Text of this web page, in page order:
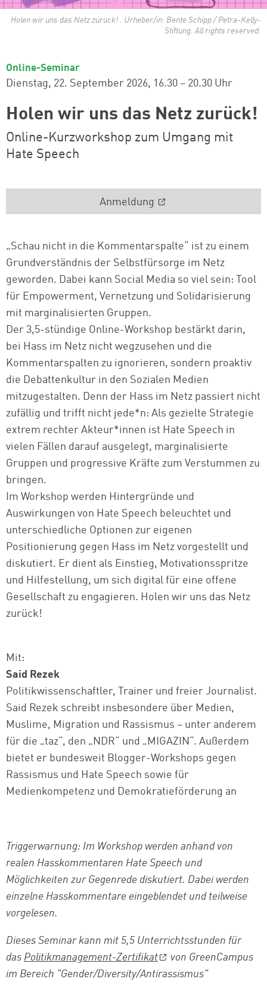
Holen wir uns das Netz zurück! . Urheber/in: Bente Schipp / Petra-Kelly-
Stiftung. All rights reserved.
Online-Seminar
Dienstag, 22. September 2026 16.30 – 20.30 Uhr
Holen wir uns das Netz zurück!
Online-Kurzworkshop zum Umgang mit
Hate Speech
Anmeldung
„Schau nicht in die Kommentarspalte“ ist zu einem
Grundverständnis der Selbstfürsorge im Netz
geworden. Dabei kann Social Media so viel sein: Tool
für Empowerment, Vernetzung und Solidarisierung
mit marginalisierten Gruppen.
Der 3,5-stündige Online-Workshop bestärkt darin,
bei Hass im Netz nicht wegzusehen und die
Kommentarspalten zu ignorieren, sondern proaktiv
die Debattenkultur in den Sozialen Medien
mitzugestalten. Denn der Hass im Netz passiert nicht
zufällig und trifft nicht jede*n: Als gezielte Strategie
extrem rechter Akteur*innen ist Hate Speech in
vielen Fällen darauf ausgelegt, marginalisierte
Gruppen und progressive Kräfte zum Verstummen zu
bringen.
Im Workshop werden Hintergründe und
Auswirkungen von Hate Speech beleuchtet und
unterschiedliche Optionen zur eigenen
Positionierung gegen Hass im Netz vorgestellt und
diskutiert. Er dient als Einstieg, Motivationsspritze
und Hilfestellung, um sich digital für eine offene
Gesellschaft zu engagieren. Holen wir uns das Netz
zurück!
Mit:
Said Rezek
Politikwissenschaftler, Trainer und freier Journalist.
Said Rezek schreibt insbesondere über Medien,
Muslime, Migration und Rassismus – unter anderem
für die „taz“, den „NDR“ und „MIGAZIN“. Außerdem
bietet er bundesweit Blogger-Workshops gegen
Rassismus und Hate Speech sowie für
Medienkompetenz und Demokratieförderung an
Triggerwarnung: Im Workshop werden anhand von
realen Hasskommentaren Hate Speech und
Möglichkeiten zur Gegenrede diskutiert. Dabei werden
einzelne Hasskommentare eingeblendet und teilweise
vorgelesen.
Dieses Seminar kann mit 5,5 Unterrichtsstunden für
das Politikmanagement-Zertifikat
von GreenCampus
im Bereich "Gender/Diversity/Antirassismus"